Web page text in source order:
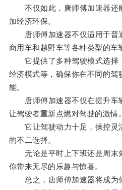
不仅如此，唐师傅加速器还
加经济环保。
唐师傅加速器不仅适用于普
商用车和越野车等各种类型的车
它提供了多种驾驶模式选择
经济模式等，确保你在不同的驾
能。
唐师傅加速器不仅在提升车
让驾驶者重新点燃对驾驶的激情。
它让驾驶动力十足，操控灵
的不二选择。
无论是平时上下班还是周末
你带来无尽的乐趣与惊喜。
总之，唐师傅加速器将成为